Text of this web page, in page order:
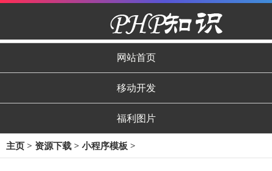
网站首页
移动开发
福利图片
主页 > 资源下载 > 小程序模板 >